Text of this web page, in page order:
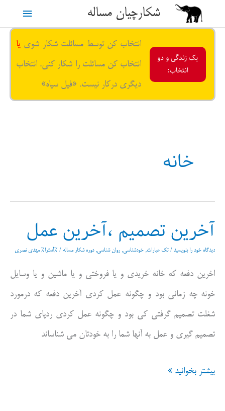
محتوا
شکارچیان مساله
فهرست
یک زندگی و دو
انتخاب:
انتخاب کن توسط مسائلت شکار شوی یا
انتخاب کن مسائلت را شکار کنی. انتخاب
دیگری درکار نیست. «فیل سیاه»
خانه
آخرین تصمیم ،آخرین عمل
دیدگاه‌ خود را بنویسید / تک عبارات, خودشناسی, روان شناسی,دوره شکار مساله / %آسترا% مهدی نصری
اخرین دفعه که خانه خریدی و یا فروختی و یا ماشین و یا وسایل
خونه چه زمانی بود و چگونه عمل کردی آخرین دفعه که درمورد
شغلت تصمیم گرفتی کی بود و چگونه عمل کردی ردپای شما در
تصمیم گیری و عمل به آنها شما را به خودتان می شناساند
آخرین
بیشتر بخوانید »